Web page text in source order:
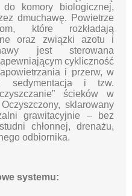
komory biologicznej,
dmuchawę. Powietrze
które rozkładają
oraz związki azotu i
jest sterowana
cykliczność
i przerw, w
sedymentacja i tzw.
ścieków w
sklarowany
grawitacyjnie – bez
chłonnej, drenażu,
odbiornika.
systemu: